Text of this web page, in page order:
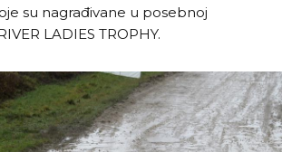
su nagrađivane u posebnoj
LADIES TROPHY.